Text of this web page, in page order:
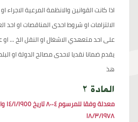
اذا كانت القوانين والانظمة المرعية الاجراء
الالتزامات او شروط احدى المناقصات او احد
على احد متعهدي الاشغال او النقل الخ ... او
يقدم ضمانا نقديا لاحدى مصالح الدولة او
هذ
المادة ٢
١٨/٣/١٩٧٨